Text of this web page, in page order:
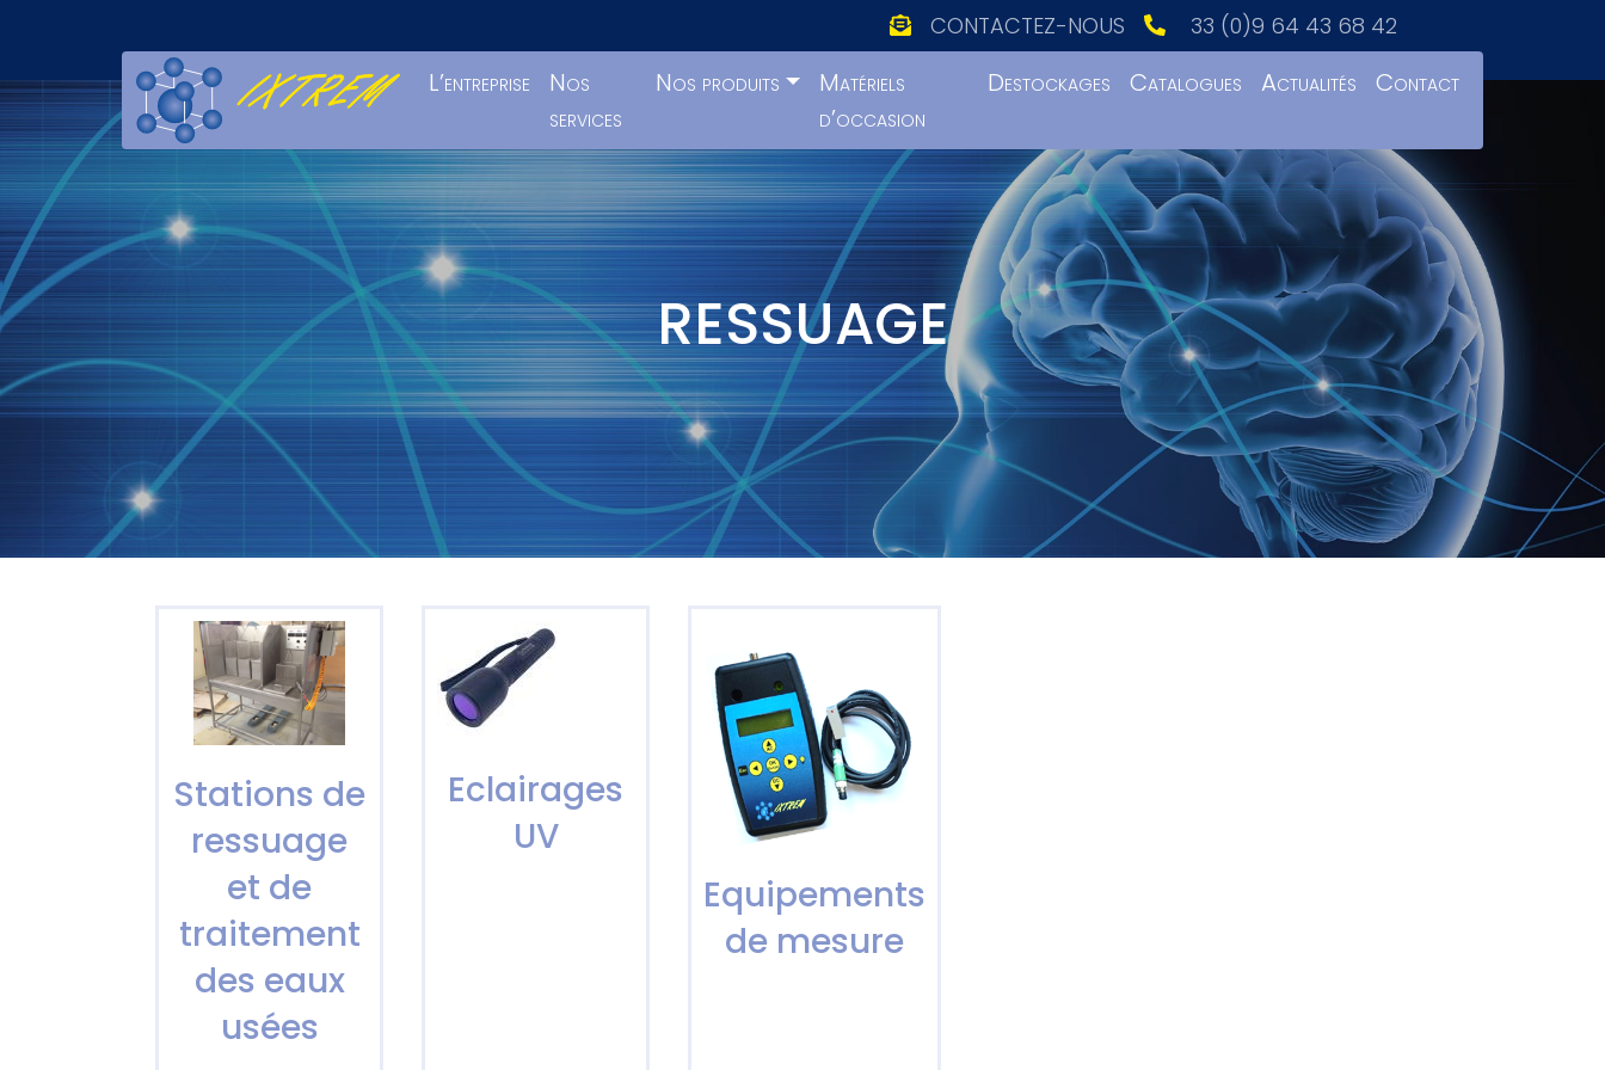
CONTACTEZ-NOUS 33 (0)9 64 43 68 42
L’entreprise
Nos
services
Nos produits
Matériels
d’occasion
Destockages Catalogues Actualités Contact
RESSUAGE
Stations de
ressuage
et de
traitement
des eaux
usées
Eclairages
UV
Equipements
de mesure